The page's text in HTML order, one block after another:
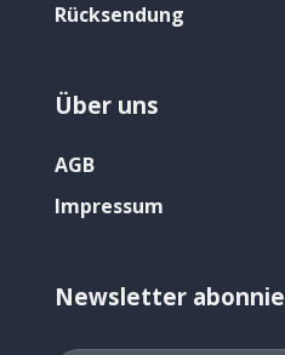
Rücksendung
Über uns
AGB
Impressum
Newsletter